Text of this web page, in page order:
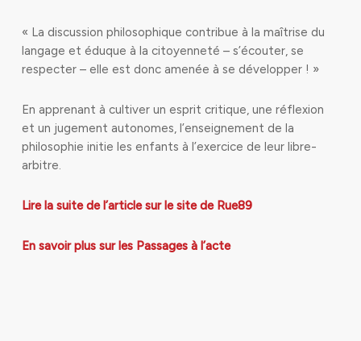
« La discussion philosophique contribue à la maîtrise du
langage et éduque à la citoyenneté – s’écouter, se
respecter – elle est donc amenée à se développer ! »
En apprenant à cultiver un esprit critique, une réflexion
et un jugement autonomes, l’enseignement de la
philosophie initie les enfants à l’exercice de leur libre-
arbitre.
Lire la suite de l’article sur le site de Rue89
En savoir plus sur les Passages à l’acte